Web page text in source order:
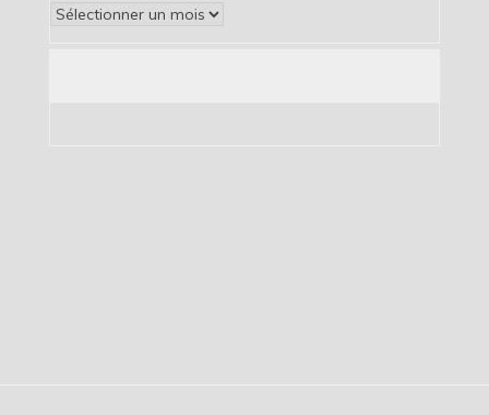
Archives